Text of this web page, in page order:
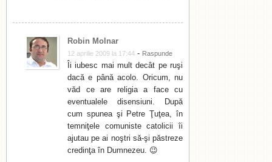
Robin Molnar
12 aprilie 2009 la 17:44 - Raspunde
Îi iubesc mai mult decât pe ruşi
dacă e până acolo. Oricum, nu
văd ce are religia a face cu
eventualele disensiuni. După
cum spunea şi Petre Ţuţea, în
temniţele comuniste catolicii îi
ajutau pe ai noştri să-şi păstreze
credinţa în Dumnezeu. 😉